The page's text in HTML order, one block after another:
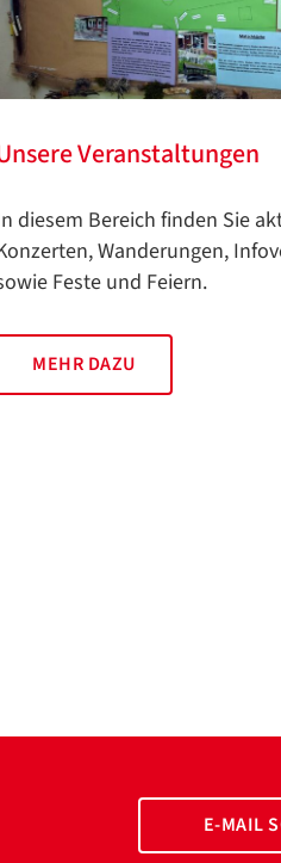
Veranstaltungen
diesem Bereich finden Sie
Wanderungen,
Feste und Feiern.
MEHR DAZU
E-MAIL